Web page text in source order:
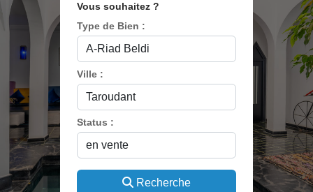
Vous souhaitez ?
Type de Bien :
Ville :
Status :
Recherche